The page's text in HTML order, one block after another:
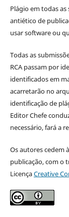
Plágio em todas
antiético de
usar software ou
Todas as
RCA passam por
identificados em
acarretarão no
identificação de
Editor Chefe
necessário, fará a
Os autores cedem à
publicação, com o
LicençaCreative